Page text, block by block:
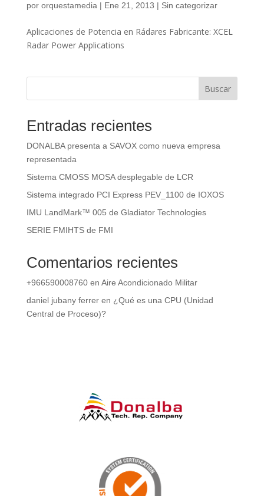
por orquestamedia| Ene 21, 2013 | Sin categorizar
Aplicaciones de Potencia en Rádares Fabricante: XCEL
Radar Power Applications
Buscar
Entradas recientes
DONALBA presenta a SAVOX como nueva empresa
representada
Sistema CMOSS MOSA desplegable de LCR
Sistema integrado PCI Express PEV_1100 de IOXOS
IMU LandMark™ 005 de Gladiator Technologies
SERIE FMIHTS de FMI
Comentarios recientes
+966590008760en Aire Acondicionado Militar
daniel jubany ferreren ¿Qué es una CPU (Unidad
Central de Proceso)?